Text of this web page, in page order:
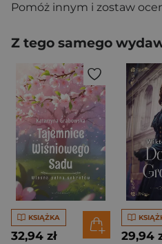
Pomóż innym i zostaw
Z tego samego
KSIĄŻKA
32,94 zł 29,94